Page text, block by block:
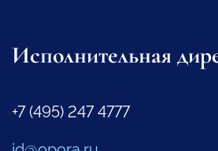
Исполнительная
+7 (495) 247 4777